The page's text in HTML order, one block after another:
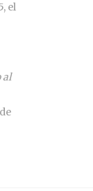
el
al